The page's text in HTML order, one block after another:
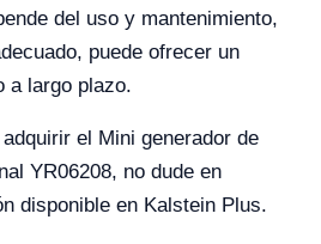
del uso y mantenimiento,
puede ofrecer un
a largo plazo.
el Mini generador de
YR06208, no dude en
disponible en Kalstein Plus.